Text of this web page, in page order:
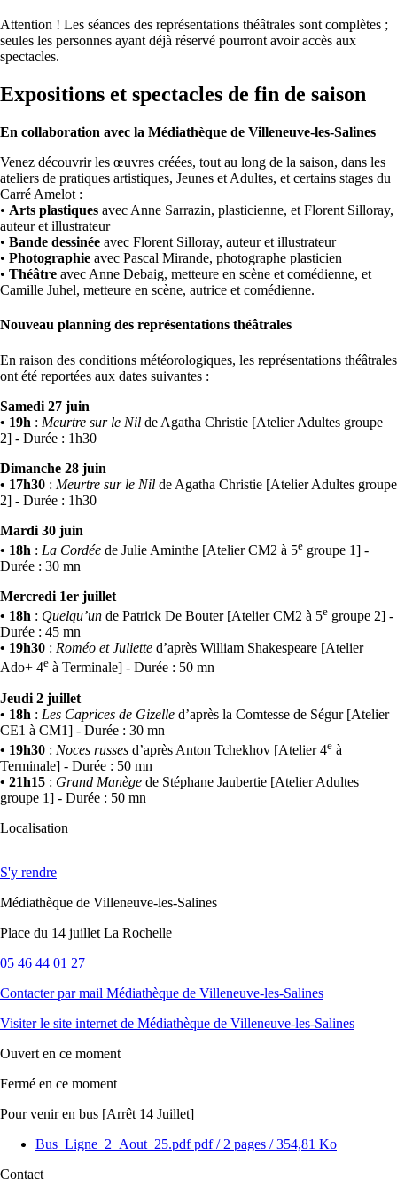
Attention ! Les séances des représentations théâtrales sont complètes ;
seules les personnes ayant déjà réservé pourront avoir accès aux
spectacles.
Expositions et spectacles de fin de saison
En collaboration avec la Médiathèque de Villeneuve-les-Salines
Venez découvrir les œuvres créées, tout au long de la saison, dans les
ateliers de pratiques artistiques, Jeunes et Adultes, et certains stages du
Carré Amelot :
• Arts plastiques avec Anne Sarrazin, plasticienne, et Florent Silloray,
auteur et illustrateur
• Bande dessinée avec Florent Silloray, auteur et illustrateur
• Photographie avec Pascal Mirande, photographe plasticien
• Théâtre avec Anne Debaig, metteure en scène et comédienne, et
Camille Juhel, metteure en scène, autrice et comédienne.
Nouveau planning des représentations théâtrales
En raison des conditions météorologiques, les représentations théâtrales
ont été reportées aux dates suivantes :
Samedi 27 juin
• 19h : Meurtre sur le Nil de Agatha Christie [Atelier Adultes groupe
2] - Durée : 1h30
Dimanche 28 juin
• 17h30 : Meurtre sur le Nil de Agatha Christie [Atelier Adultes groupe
2] - Durée : 1h30
Mardi 30 juin
• 18h : La Cordée de Julie Aminthe [Atelier CM2 à 5e groupe 1] -
Durée : 30 mn
Mercredi 1er juillet
• 18h : Quelqu’un de Patrick De Bouter [Atelier CM2 à 5e groupe 2] -
Durée : 45 mn
• 19h30 : Roméo et Juliette d’après William Shakespeare [Atelier
Ado+ 4e à Terminale] - Durée : 50 mn
Jeudi 2 juillet
• 18h : Les Caprices de Gizelle d’après la Comtesse de Ségur [Atelier
CE1 à CM1] - Durée : 30 mn
• 19h30 : Noces russes d’après Anton Tchekhov [Atelier 4e à
Terminale] - Durée : 50 mn
• 21h15 : Grand Manège de Stéphane Jaubertie [Atelier Adultes
groupe 1] - Durée : 50 mn
Localisation
S'y rendre
Médiathèque de Villeneuve-les-Salines
Place du 14 juillet La Rochelle
05 46 44 01 27
Contacter par mail Médiathèque de Villeneuve-les-Salines
Visiter le site internet de Médiathèque de Villeneuve-les-Salines
Ouvert en ce moment
Fermé en ce moment
Pour venir en bus [Arrêt 14 Juillet]
Bus_Ligne_2_Aout_25.pdfpdf/ 2 pages / 354,81 Ko
Contact